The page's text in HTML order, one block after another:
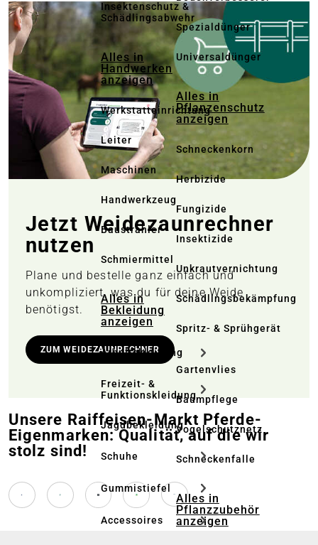
Insektenschutz &
Schädlingsabwehr
Alles in
Handwerken
anzeigen
Werkstatteinrichtung
Leiter
Maschinen
Handwerkzeug
Baustrahler
Schmiermittel
Alles in
Bekleidung
anzeigen
Arbeitskleidung
Freizeit- &
Funktionskleidung
Jagdbekleidung
Schuhe
Gummistiefel
Accessoires
Spezialdünger
Universaldünger
Alles in
Pflanzenschutz
anzeigen
Schneckenkorn
Herbizide
Fungizide
Insektizide
Unkrautvernichtung
Schädlingsbekämpfung
Spritz- & Sprühgerät
Gartenvlies
Baumpflege
Vogelschutznetz
Schneckenfalle
Alles in
Pflanzzubehör
anzeigen
Jetzt Weidezaun­rechner
nutzen
Plane und bestelle ganz einfach und
unkompliziert, was du für deine Weide
benötigst.
ZUM WEIDEZAUNRECHNER
Unsere Raiffeisen-Markt Pferde-
Eigenmarken: Qualität, auf die wir
stolz sind!